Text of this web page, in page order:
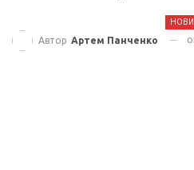
Автор Артем Панченко